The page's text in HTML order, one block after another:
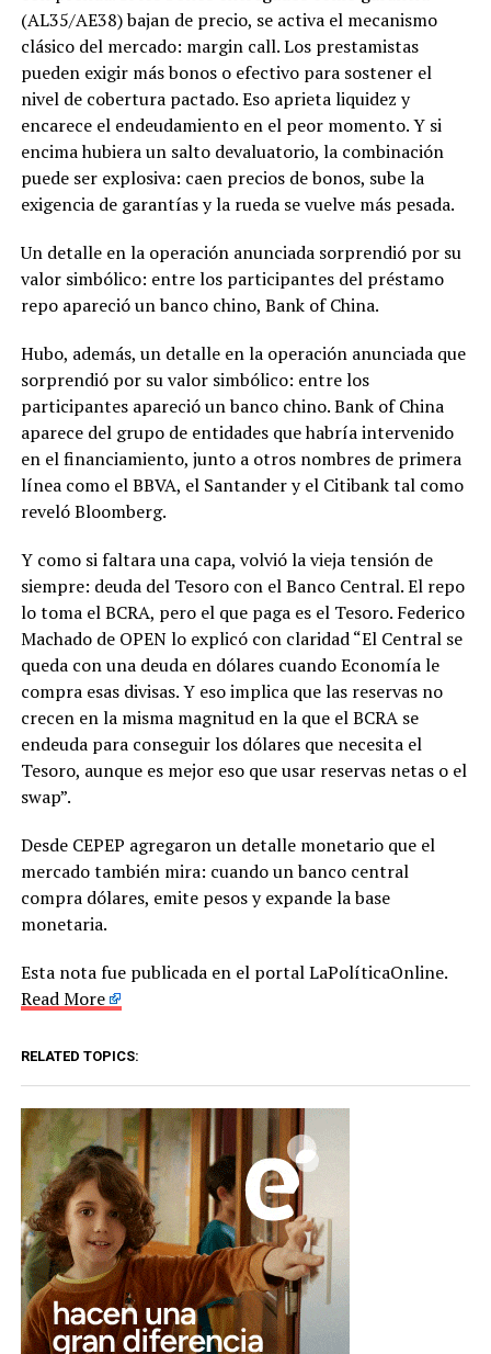
(AL35/AE38) bajan de precio, se activa el mecanismo
clásico del mercado: margin call. Los prestamistas
pueden exigir más bonos o efectivo para sostener el
nivel de cobertura pactado. Eso aprieta liquidez y
encarece el endeudamiento en el peor momento. Y si
encima hubiera un salto devaluatorio, la combinación
puede ser explosiva: caen precios de bonos, sube la
exigencia de garantías y la rueda se vuelve más pesada.
Un detalle en la operación anunciada sorprendió por su
valor simbólico: entre los participantes del préstamo
repo apareció un banco chino, Bank of China.
Hubo, además, un detalle en la operación anunciada que
sorprendió por su valor simbólico: entre los
participantes apareció un banco chino. Bank of China
aparece del grupo de entidades que habría intervenido
en el financiamiento, junto a otros nombres de primera
línea como el BBVA, el Santander y el Citibank tal como
reveló Bloomberg.
Y como si faltara una capa, volvió la vieja tensión de
siempre: deuda del Tesoro con el Banco Central. El repo
lo toma el BCRA, pero el que paga es el Tesoro. Federico
Machado de OPEN lo explicó con claridad “El Central se
queda con una deuda en dólares cuando Economía le
compra esas divisas. Y eso implica que las reservas no
crecen en la misma magnitud en la que el BCRA se
endeuda para conseguir los dólares que necesita el
Tesoro, aunque es mejor eso que usar reservas netas o el
swap”.
Desde CEPEP agregaron un detalle monetario que el
mercado también mira: cuando un banco central
compra dólares, emite pesos y expande la base
monetaria.
Esta nota fue publicada en el portal LaPolíticaOnline.
Read More
RELATED TOPICS: